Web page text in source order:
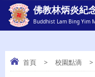
佛教林炳炎紀
Buddhist Lam Bing Yim
首頁 > 校園點滴 >